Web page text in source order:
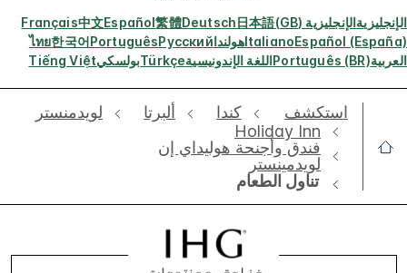
الإنجليزيةالإنجليزية (GB) 日本語
Deutsch
繁體
Español
中文
Français
Español (España)
ItalianoهولنداРусский
Português
한국어
ไทย
العربيةPortuguês (BR)اللغة الإندونيسيةTürkçeبولسكيTiếng Việt
استكشف كندا ألبرتا
لويدمنستر
Holiday Inn
فندق وأجنحة هوليداي إن
لويدمينستر
تناول الطعام